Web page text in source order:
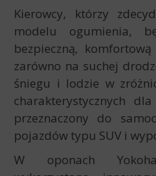
Kierowcy, którzy
modelu ogumienia,
bezpieczną,
zarówno na suchej
śniegu i lodzie w
charakterystycznych
przeznaczony do
pojazdów typu SUV i
W oponach